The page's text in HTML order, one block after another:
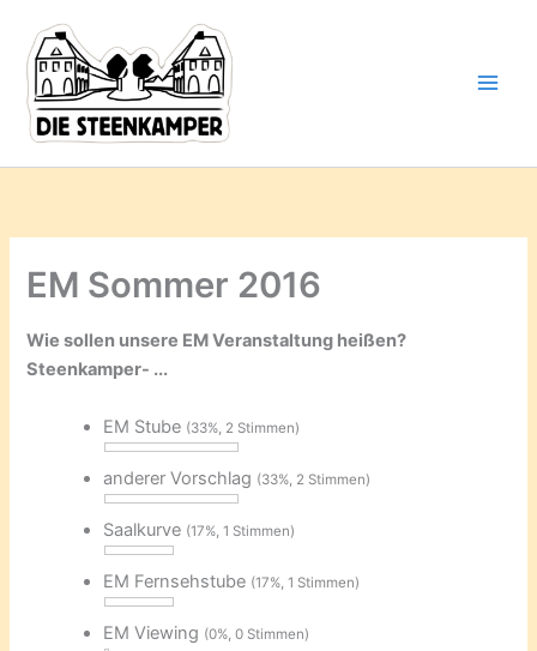
Inhalt
springen
EM Sommer 2016
Wie sollen unsere EM Veranstaltung heißen?
Steenkamper- ...
EM Stube (33%, 2 Stimmen)
anderer Vorschlag (33%, 2 Stimmen)
Saalkurve (17%, 1 Stimmen)
EM Fernsehstube (17%, 1 Stimmen)
EM Viewing (0%, 0 Stimmen)
deine
Mail-
Adresse
ein ...